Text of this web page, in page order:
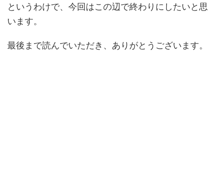
というわけで、今回はこの辺で終わりにしたいと思
います。
最後まで読んでいただき、ありがとうございます。